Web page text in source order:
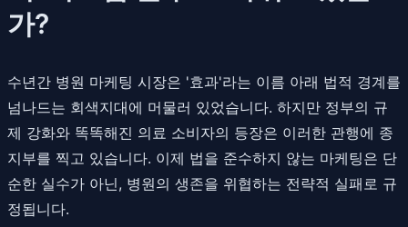
가?
수년간 병원 마케팅 시장은 '효과'라는 이름 아래 법적 경계를
넘나드는 회색지대에 머물러 있었습니다. 하지만 정부의 규
제 강화와 똑똑해진 의료 소비자의 등장은 이러한 관행에 종
지부를 찍고 있습니다. 이제 법을 준수하지 않는 마케팅은 단
순한 실수가 아닌, 병원의 생존을 위협하는 전략적 실패로 규
정됩니다.